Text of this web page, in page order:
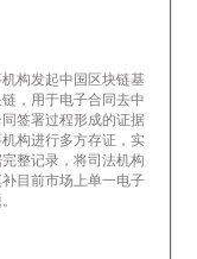
构发起中国区块链基
，用于电子合同去中
签署过程形成的证据
构进行多方存证，实
整记录，将司法机构
目前市场上单一电子